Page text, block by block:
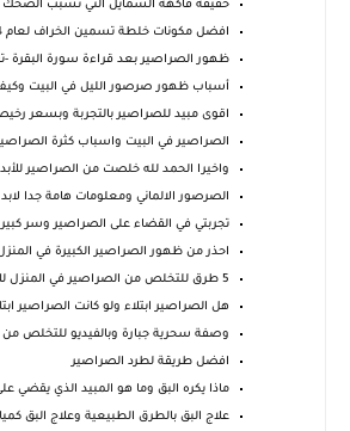
حقيقة فاكهة السمايل التي تسبب الضحك
افضل مكونات خلطة تسمين الخراف لعام 2024
ظهور الصراصير بعد قراءة سورة البقرة
أسباب ظهور صرصور الليل في البيت
اقوى مبيد للصراصير بالتجربة وبسعر
الصراصير في البيت واسباب كثرة
واخيرا الحمد لله خلصت من الصراصير
الصرصور الالماني ومعلومات هامة جدا
تجربتي في القضاء على الصراصير وسر
احذر من ظهور الصراصير الكبيرة في
5 طرق للتخلص من الصراصير في المنزل للأبد وبالتجربة
هل الصراصير ابتلاء ولو كانت الصراصير
وصفة سحرية جبارة وبالفيديو للتخلص من
افضل طريقة لطرد الصراصير
ماذا يكره البق وما هو المبيد الذي يقضي
علاج البق بالطرق الطبيعية وعلاج البق